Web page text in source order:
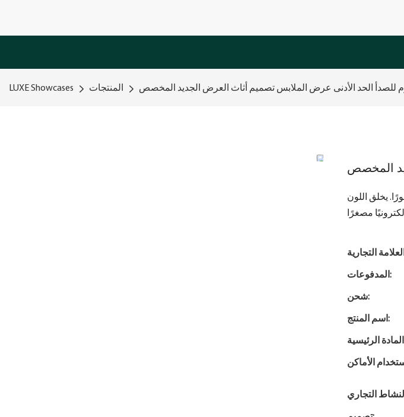
LUXE Showcases المنتجات للصدأ الحد الأدنى عرض الملابس تصميم أثاث العرض الجديد المخصص
المخصص
يخلق اللون
المدفوعات:
شحن:
اسم المنتج: